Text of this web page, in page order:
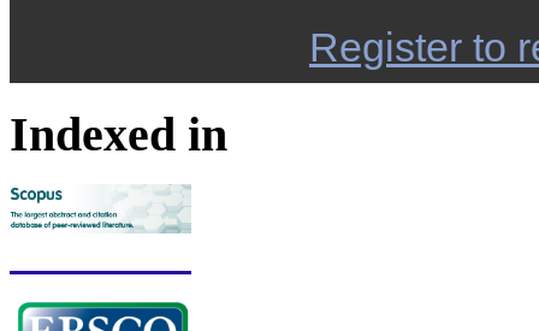
Register to
Indexed in